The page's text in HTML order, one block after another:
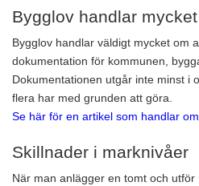
Bygglov handlar
Bygglov handlar väldigt mycket om
dokumentation för kommunen,
Dokumentationen utgår inte minst i
flera har med grunden att göra.
Se här för en artikel som handlar
Skillnader i marknivåer
När man anlägger en tomt och